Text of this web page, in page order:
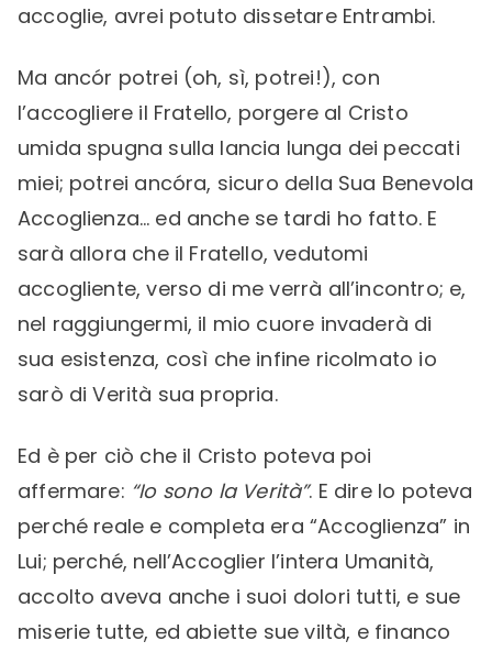
accoglie, avrei potuto dissetare Entrambi.
Ma ancór potrei (oh, sì, potrei!), con
l’accogliere il Fratello, porgere al Cristo
umida spugna sulla lancia lunga dei peccati
miei; potrei ancóra, sicuro della Sua Benevola
Accoglienza… ed anche se tardi ho fatto. E
sarà allora che il Fratello, vedutomi
accogliente, verso di me verrà all’incontro; e,
nel raggiungermi, il mio cuore invaderà di
sua esistenza, così che infine ricolmato io
sarò di Verità sua propria.
Ed è per ciò che il Cristo poteva poi
affermare: “Io sono la Verità”. E dire lo poteva
perché reale e completa era “Accoglienza” in
Lui; perché, nell’Accoglier l’intera Umanità,
accolto aveva anche i suoi dolori tutti, e sue
miserie tutte, ed abiette sue viltà, e financo